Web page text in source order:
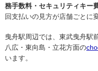
務手数料・セキュリティキー
回支払いの見方が店舗ごとに
曳舟駅周辺では、東武曳舟駅
八広・東向島・立花方面の
います。